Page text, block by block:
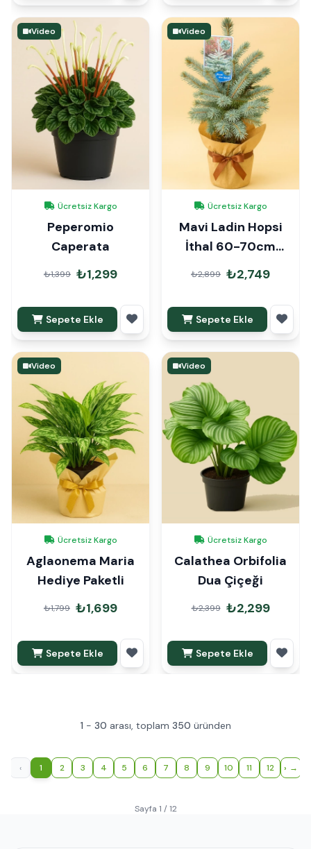
Video
Ücretsiz Kargo
Peperomio
Caperata
₺1,399 ₺1,299
Sepete Ekle
Video
Ücretsiz Kargo
Mavi Ladin Hopsi
İthal 60-70cm
Hediye Paketli
₺2,899 ₺2,749
Sepete Ekle
Video
Ücretsiz Kargo
Aglaonema Maria
Hediye Paketli
₺1,799 ₺1,699
Sepete Ekle
Video
Ücretsiz Kargo
Calathea Orbifolia
Dua Çiçeği
₺2,399 ₺2,299
Sepete Ekle
1 - 30 arası, toplam 350 üründen
‹ 1 2 3 4 5 6 7 8 9 10 11 12 ›
Sayfa 1 / 12